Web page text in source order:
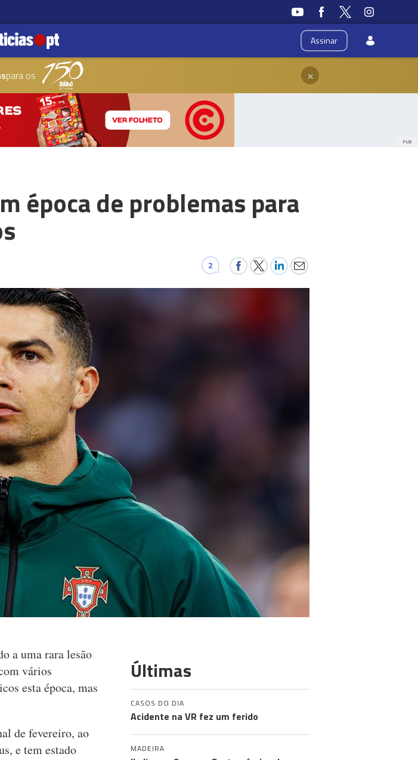
Assinar
para os ×
PUB
época de problemas para
2
a uma rara lesão
vários
esta época, mas
de fevereiro, ao
e tem estado
Últimas
CASOS DO DIA
Acidente na VR fez um ferido
MADEIRA